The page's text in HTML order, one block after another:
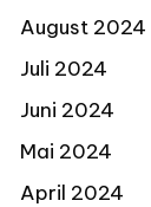
August 2024
Juli 2024
Juni 2024
Mai 2024
April 2024